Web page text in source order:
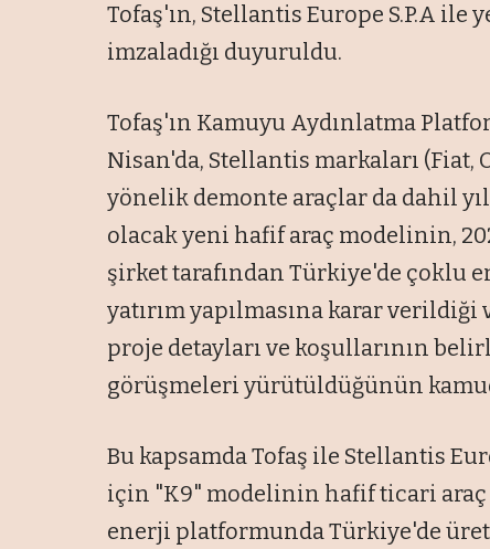
Tofaş'ın, Stellantis Europe S.P.A
imzaladığı duyuruldu.
Tofaş'ın Kamuyu Aydınlatma
Nisan'da, Stellantis markaları
yönelik demonte araçlar da dahil
olacak yeni hafif araç modelinin,
şirket tarafından Türkiye'de
yatırım yapılmasına karar
proje detayları ve koşullarının
görüşmeleri yürütüldüğünün
Bu kapsamda Tofaş ile Stellantis
için "K9" modelinin hafif ticari araç
enerji platformunda Türkiye'de